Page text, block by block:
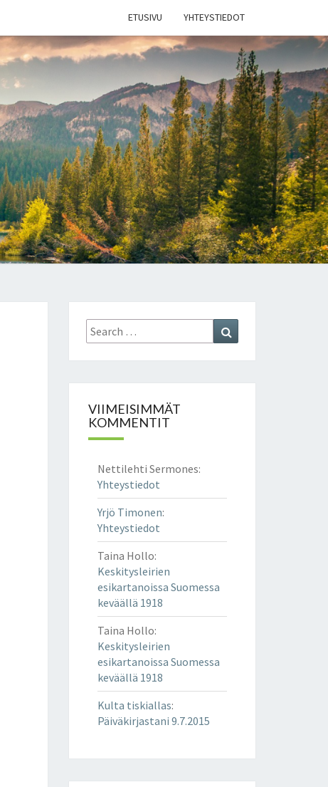
ETUSIVU YHTEYSTIEDOT
Search
for:
VIIMEISIMMÄT
KOMMENTIT
Nettilehti Sermones:
Yhteystiedot
Yrjö Timonen:
Yhteystiedot
Taina Hollo:
Keskitysleirien
esikartanoissa Suomessa
keväällä 1918
Taina Hollo:
Keskitysleirien
esikartanoissa Suomessa
keväällä 1918
Kulta tiskiallas:
Päiväkirjastani 9.7.2015